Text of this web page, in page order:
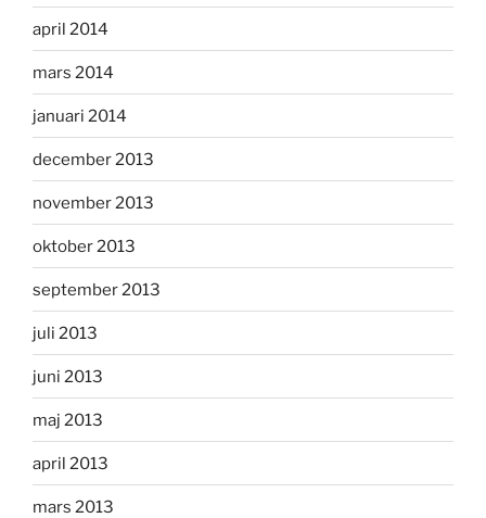
april 2014
mars 2014
januari 2014
december 2013
november 2013
oktober 2013
september 2013
juli 2013
juni 2013
maj 2013
april 2013
mars 2013